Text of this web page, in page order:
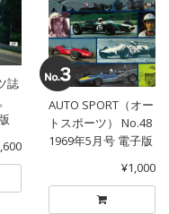
誌
AUTO SPORT（オー
トスポーツ） No.48
1969年5月号 電子版
¥1,000